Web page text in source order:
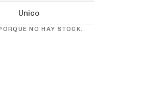
Unico
NO HAY STOCK.